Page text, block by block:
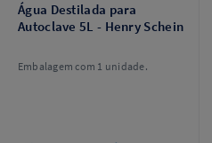
Água Destilada para
Autoclave 5L - Henry Schein
Embalagem com 1 unidade.